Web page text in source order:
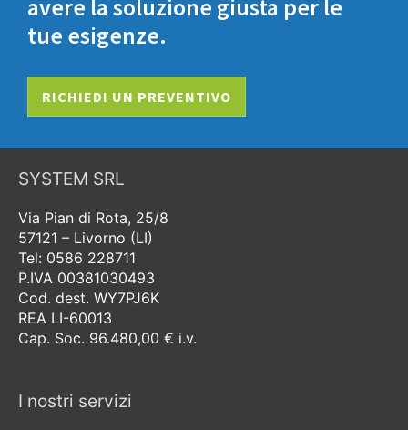
avere la soluzione giusta per le
tue esigenze.
RICHIEDI UN PREVENTIVO
SYSTEM SRL
Via Pian di Rota, 25/8
57121 – Livorno (LI)
Tel: 0586 228711
P.IVA 00381030493
Cod. dest. WY7PJ6K
REA LI-60013
Cap. Soc. 96.480,00 € i.v.
I nostri servizi